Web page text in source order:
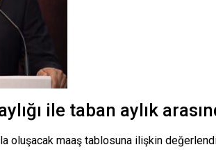
ile taban aylık
oluşacak maaş tablosuna ilişkin